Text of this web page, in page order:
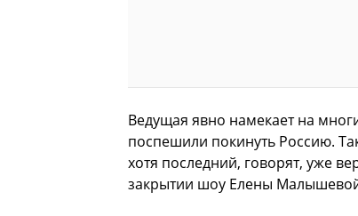
Ведущая явно намекает на
поспешили покинуть Россию.
хотя последний, говорят, уже
закрытии шоу Елены